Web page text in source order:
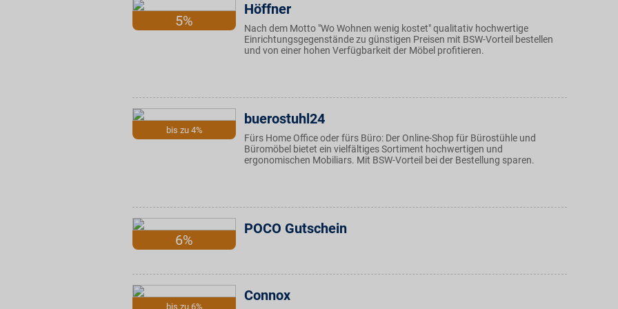
5%
Höffner
Nach dem Motto "Wo Wohnen wenig kostet" qualitativ hochwertige
Einrichtungsgegenstände zu günstigen Preisen mit BSW-Vorteil bestellen
und von einer hohen Verfügbarkeit der Möbel profitieren.
bis zu 4%
buerostuhl24
Fürs Home Office oder fürs Büro: Der Online-Shop für Bürostühle und
Büromöbel bietet ein vielfältiges Sortiment hochwertigen und
ergonomischen Mobiliars. Mit BSW-Vorteil bei der Bestellung sparen.
6%
POCO Gutschein
bis zu 6%
Connox